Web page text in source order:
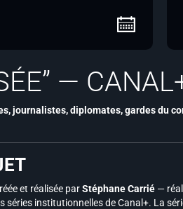
—
journalistes, diplomates, gardes du
et réalisée parStéphane Carrié —
séries institutionnelles de Canal+. La